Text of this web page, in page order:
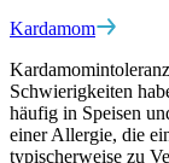
Kardamom
Schwierigkeiten
häufig in Speisen
einer Allergie, die
typischerweise zu